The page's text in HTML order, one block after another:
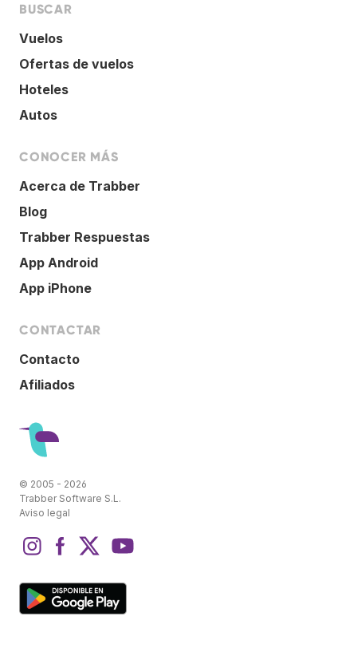
BUSCAR
Vuelos
Ofertas de vuelos
Hoteles
Autos
CONOCER MÁS
Acerca de Trabber
Blog
Trabber Respuestas
App Android
App iPhone
CONTACTAR
Contacto
Afiliados
© 2005 - 2026
Trabber Software S.L.
Aviso legal